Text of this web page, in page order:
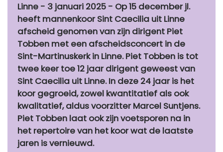
Linne - 3 januari 2025 - Op 15 december jl.
heeft mannenkoor Sint Caecilia uit Linne
afscheid genomen van zijn dirigent Piet
Tobben met een afscheidsconcert in de
Sint-Martinuskerk in Linne. Piet Tobben is tot
twee keer toe 12 jaar dirigent geweest van
Sint Caecilia uit Linne. In deze 24 jaar is het
koor gegroeid, zowel kwantitatief als ook
kwalitatief, aldus voorzitter Marcel Suntjens.
Piet Tobben laat ook zijn voetsporen na in
het repertoire van het koor wat de laatste
jaren is vernieuwd.